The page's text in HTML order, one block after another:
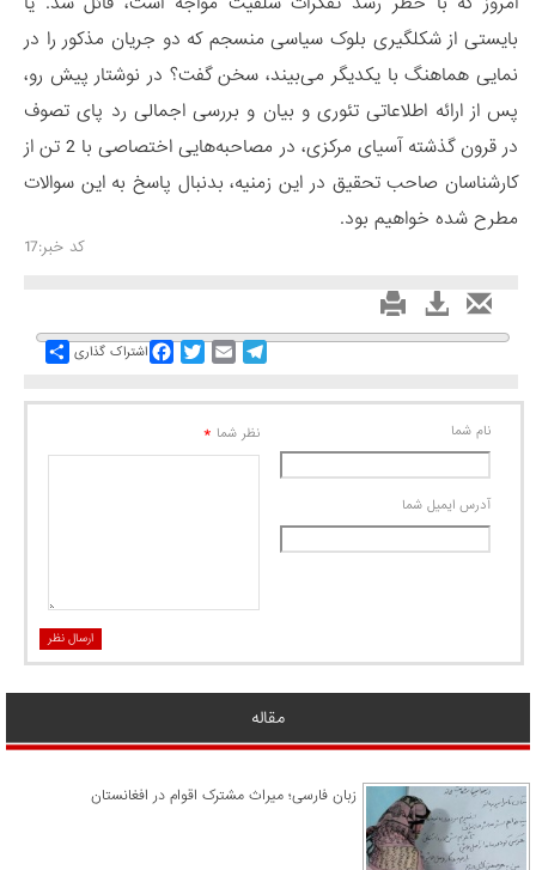
بایستی از شکلگیری بلوک سیاسی منسجم که دو جریان مذکور را در
نمایی هماهنگ با یکدیگر می‌بیند، سخن گفت؟ در نوشتار پیش رو،
پس از ارائه اطلاعاتی تئوری و بیان و بررسی اجمالی رد پای تصوف
در قرون گذشته آسیای مرکزی، در مصاحبه‌هایی اختصاصی با 2 تن از
کارشناسان صاحب تحقیق در این زمنیه، بدنبال پاسخ به این سوالات
مطرح شده خواهیم بود.
کد خبر:17
Share اشتراک گذاری
FacebookTwitterEmail
Telegram
نام شما
آدرس ايميل شما
نظر شما *
ارسال نظر
مقاله
زبان فارسی؛ میراث مشترک اقوام در افغانستان